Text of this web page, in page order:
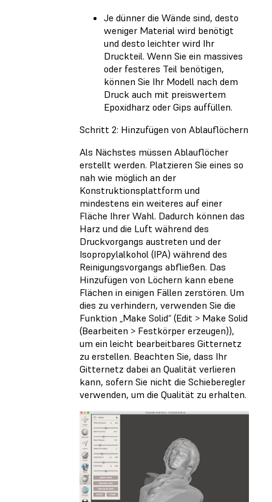
Je dünner die Wände sind, desto
weniger Material wird benötigt
und desto leichter wird Ihr
Druckteil. Wenn Sie ein massives
oder festeres Teil benötigen,
können Sie Ihr Modell nach dem
Druck auch mit preiswertem
Epoxidharz oder Gips auffüllen.
Schritt 2: Hinzufügen von Ablauflöchern
Als Nächstes müssen Ablauflöcher
erstellt werden. Platzieren Sie eines so
nah wie möglich an der
Konstruktionsplattform und
mindestens ein weiteres auf einer
Fläche Ihrer Wahl. Dadurch können das
Harz und die Luft während des
Druckvorgangs austreten und der
Isopropylalkohol (IPA) während des
Reinigungsvorgangs abfließen. Das
Hinzufügen von Löchern kann ebene
Flächen in einigen Fällen zerstören. Um
dies zu verhindern, verwenden Sie die
Funktion „Make Solid“ (Edit > Make Solid
(Bearbeiten > Festkörper erzeugen)),
um ein leicht bearbeitbares Gitternetz
zu erstellen. Beachten Sie, dass Ihr
Gitternetz dabei an Qualität verlieren
kann, sofern Sie nicht die Schieberegler
verwenden, um die Qualität zu erhalten.